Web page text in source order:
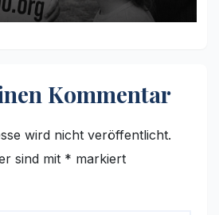
Kommentar
wird nicht veröffentlicht.
sind mit * markiert